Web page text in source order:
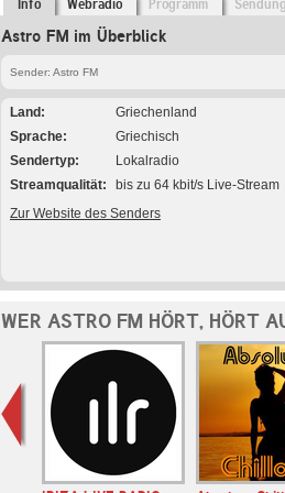
Info Webradio Programm
Astro FM im Überblick
Sender: Astro FM
Land
Griechenland
Sprache
Griechisch
Sendertyp
Lokalradio
Streamqualität
bis zu 64 kbit/s Live-Stream
Zur Website des Senders
WER ASTRO FM HÖRT, HÖRT